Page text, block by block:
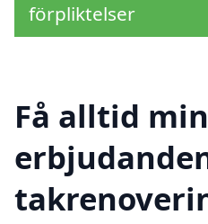
förpliktelser
Få alltid